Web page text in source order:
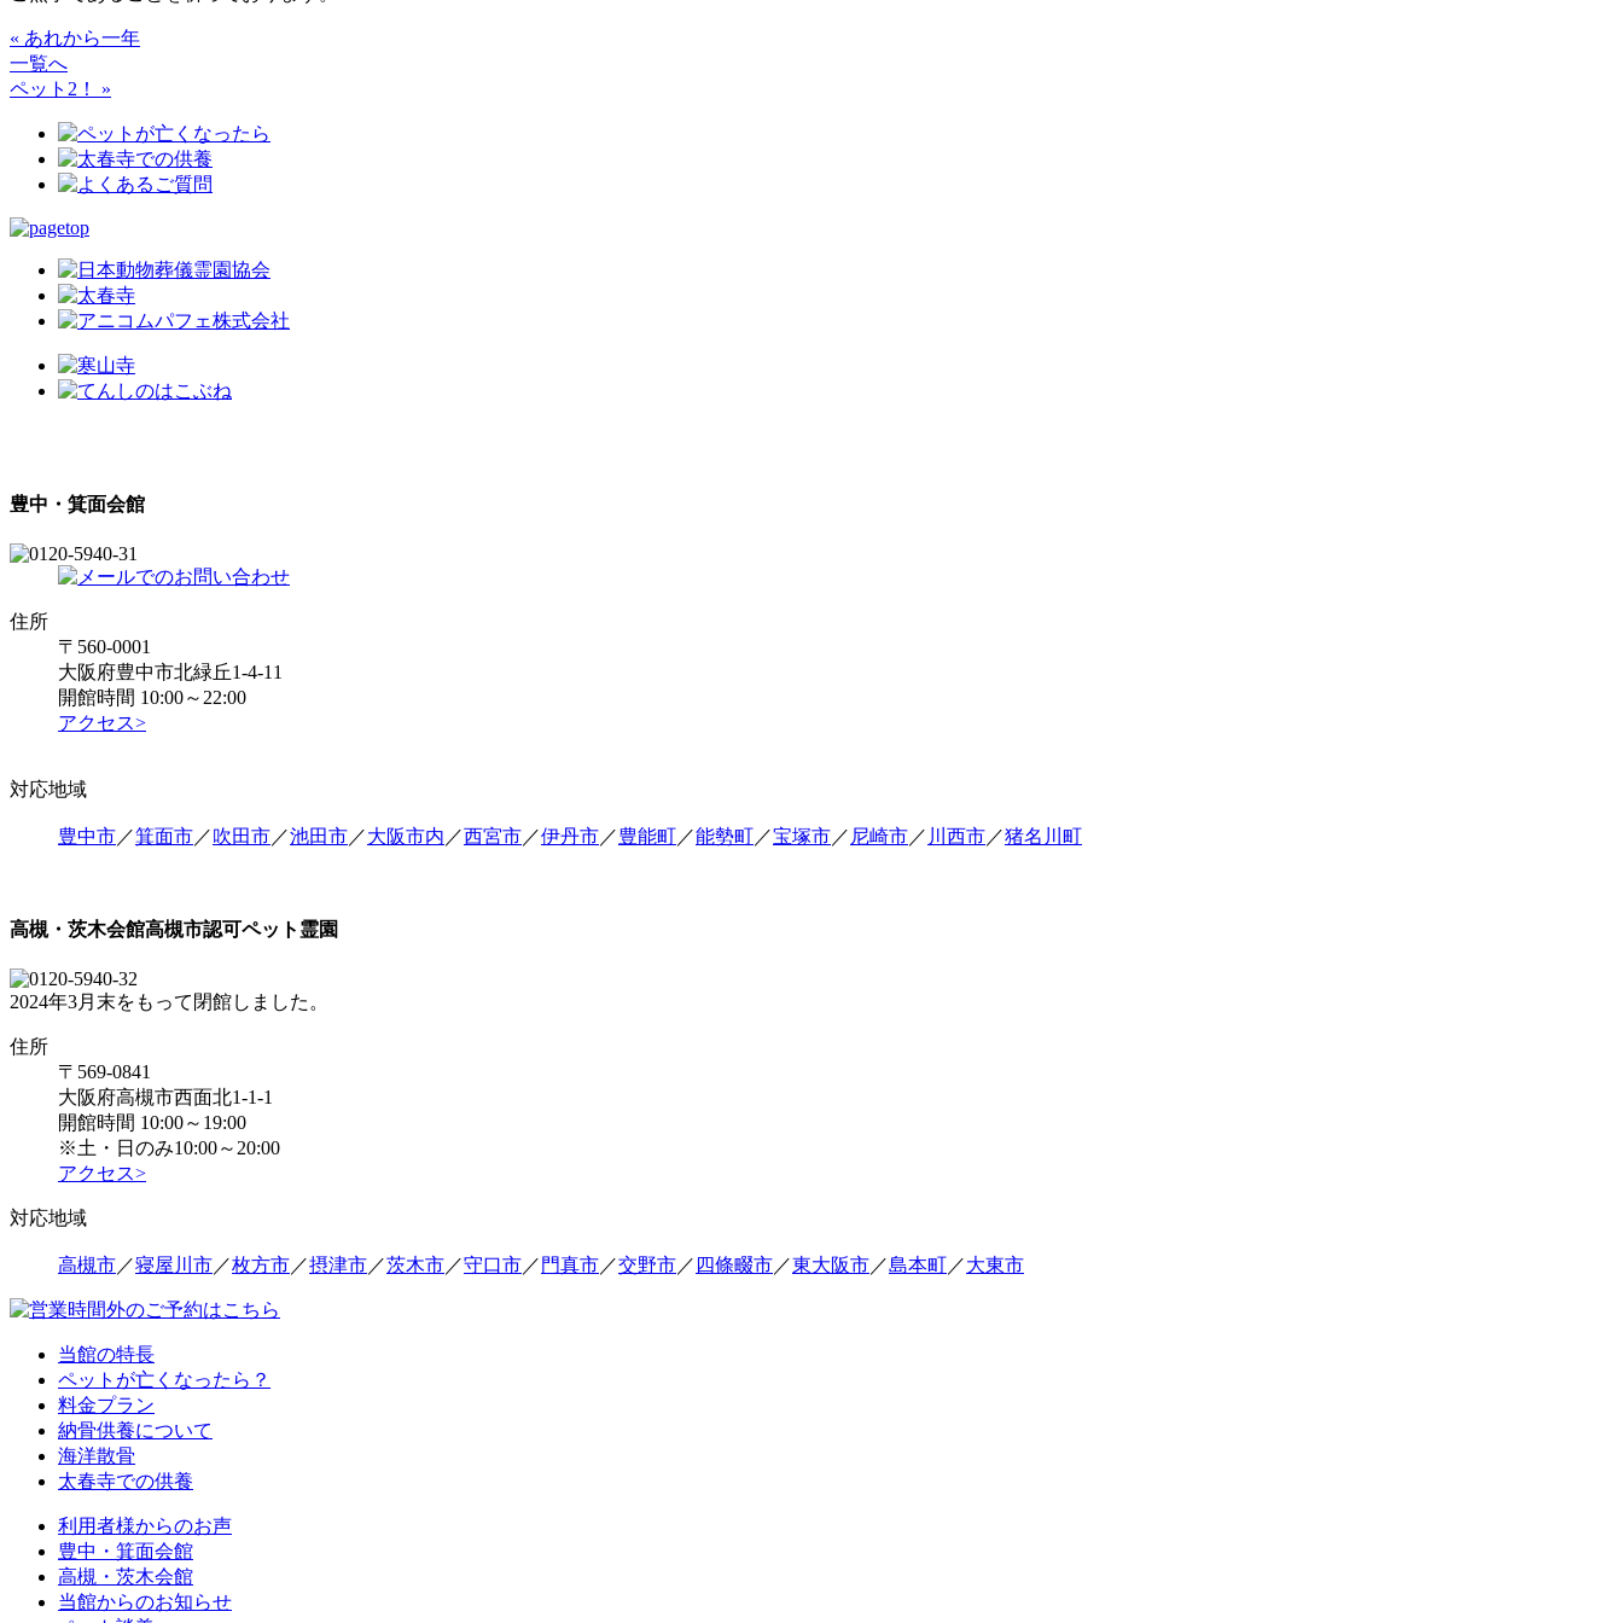
« あれから一年
一覧へ
ペット2！ »
豊中・箕面会館
住所
〒560-0001
大阪府豊中市北緑丘1-4-11
開館時間 10:00～22:00
アクセス>
対応地域
豊中市／箕面市／吹田市／池田市／大阪市内 ／西宮市／伊丹市／豊能町／能勢町／宝塚市／ 尼崎市／ 川西市／猪名川町
高槻・茨木会館高槻市認可ペット霊園
2024年3月末をもって閉館しました。
住所
〒569-0841
大阪府高槻市西面北1-1-1
開館時間 10:00～19:00
※土・日のみ10:00～20:00
アクセス>
対応地域
高槻市／寝屋川市／枚方市／摂津市／茨木市／守口市／ 門真市／交野市／ 四條畷市／東大阪市／島本町／大東市
当館の特長
ペットが亡くなったら？
料金プラン
納骨供養について
海洋散骨
太春寺での供養
利用者様からのお声
豊中・箕面会館
高槻・茨木会館
当館からのお知らせ